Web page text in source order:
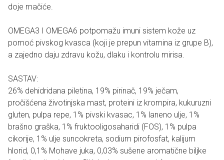
doje mačiće.
OMEGA3 I OMEGA6 potpomažu imuni sistem kože uz
pomoć pivskog kvasca (koji je prepun vitamina iz grupe B),
a zajedno daju zdravu kožu, dlaku i kontrolu mirisa.
SASTAV:
26% dehidridana piletina, 19% pirinač, 19% ječam,
pročišćena životinjska mast, proteini iz krompira, kukuruzni
gluten, pulpa repe, 1% pivski kvasac, 1% laneno ulje, 1%
brašno graška, 1% fruktooligosaharidi (FOS), 1% pulpa
cikorije, 1% ulje suncokreta, sodium pirofosfat, kalijum
hlorid, 0,1% Mohave juka, 0,03% sušene aromatične biljke